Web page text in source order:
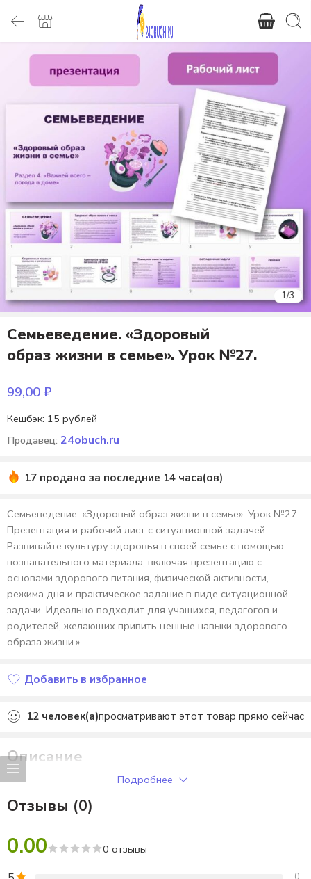
1/3
Семьеведение. «Здоровый
образ жизни в семье». Урок №27.
99,00₽
Кешбэк: 15 рублей
Продавец: 24obuch.ru
17 продано за последние 14 часа(ов)
Семьеведение. «Здоровый образ жизни в семье». Урок №27.
Презентация и рабочий лист с ситуационной задачей.
Развивайте культуру здоровья в своей семье с помощью
познавательного материала, включая презентацию с
основами здорового питания, физической активности,
режима дня и практическое задание в виде ситуационной
задачи. Идеально подходит для учащихся, педагогов и
родителей, желающих привить ценные навыки здорового
образа жизни.»
Добавить в избранное
12 человек(а)просматривают этот товар прямо сейчас
Описание
Семьеведение. «Здоровый образ жизни в семье». Урок №27.
Подробнее
Отзывы (0)
0.00 0 отзывы